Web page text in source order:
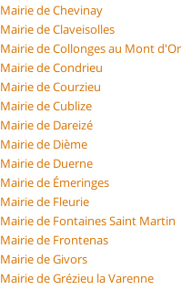
Mairie de Chevinay
Mairie de Claveisolles
Mairie de Collonges au Mont d'Or
Mairie de Condrieu
Mairie de Courzieu
Mairie de Cublize
Mairie de Dareizé
Mairie de Dième
Mairie de Duerne
Mairie de Émeringes
Mairie de Fleurie
Mairie de Fontaines Saint Martin
Mairie de Frontenas
Mairie de Givors
Mairie de Grézieu la Varenne